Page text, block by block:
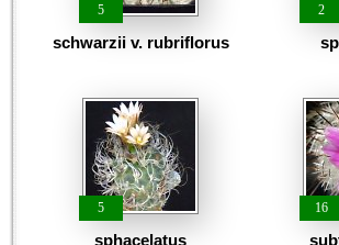
5
schwarzii v. rubriflorus
2
5
sphacelatus
16